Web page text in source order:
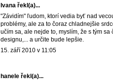
Ivana řekl(a)...
"Závidím" ľudom, ktorí vedia byť nad
problémy, ale za to čoraz chladnejšie
učím sa, ale nejde to, myslím, že s tým
designu,... a určite bude lepšie.
15. září 2010 v 11:05
hanele řekl(a)...